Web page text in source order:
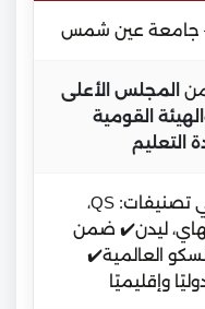
– جامعة عين شمس
المجلس الأعلى
الهيئة القومية
التعليم
✔️ مدرجة في تصنيفات: QS،
ليدن✔️ ضمن
العالمية✔️
وإقليميًا